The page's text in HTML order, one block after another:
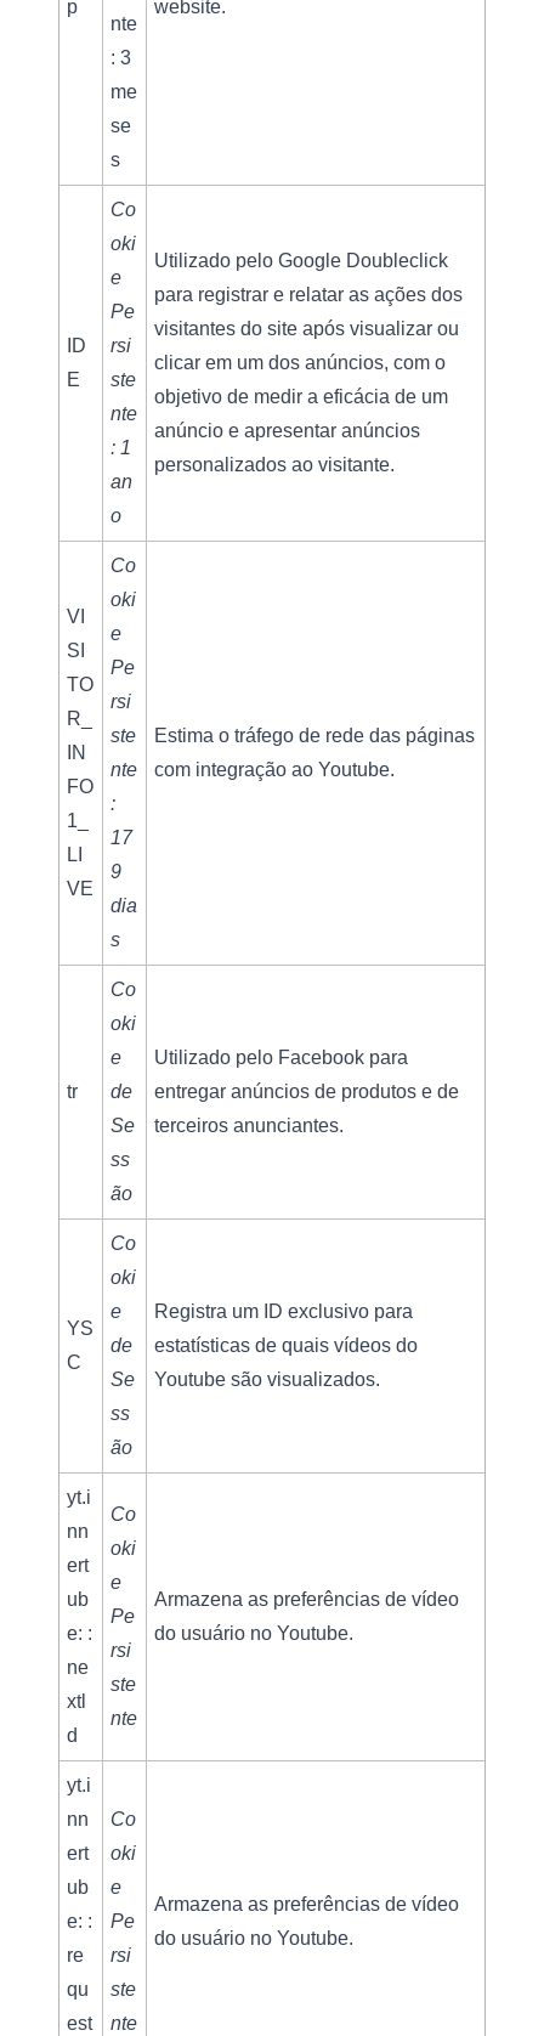
p
nte
: 3
me
se
s
website.
ID
E
Co
oki
e
Pe
rsi
ste
nte
: 1
an
o
Utilizado pelo Google Doubleclick
para registrar e relatar as ações dos
visitantes do site após visualizar ou
clicar em um dos anúncios, com o
objetivo de medir a eficácia de um
anúncio e apresentar anúncios
personalizados ao visitante.
VI
SI
TO
R_
IN
FO
1_
LI
VE
Co
oki
e
Pe
rsi
ste
nte
:
17
9
dia
s
Estima o tráfego de rede das páginas
com integração ao Youtube.
tr
Co
oki
e
de
Se
ss
ão
Utilizado pelo Facebook para
entregar anúncios de produtos e de
terceiros anunciantes.
YS
C
Co
oki
e
de
Se
ss
ão
Registra um ID exclusivo para
estatísticas de quais vídeos do
Youtube são visualizados.
yt.i
nn
ert
ub
e: :
ne
xtl
d
Co
oki
e
Pe
rsi
ste
nte
Armazena as preferências de vídeo
do usuário no Youtube.
yt.i
nn
ert
ub
e: :
re
qu
est
Co
oki
e
Pe
rsi
ste
nte
Armazena as preferências de vídeo
do usuário no Youtube.